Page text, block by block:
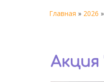
Главная » 2026 »
Акция